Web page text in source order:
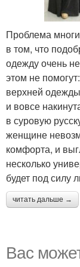
Проблема
в том, что
одежду очень
этом не
верхней
и вовсе
в суровую
женщине
комфорта, и
несколько
будет под силу
читать дальше →
Вас